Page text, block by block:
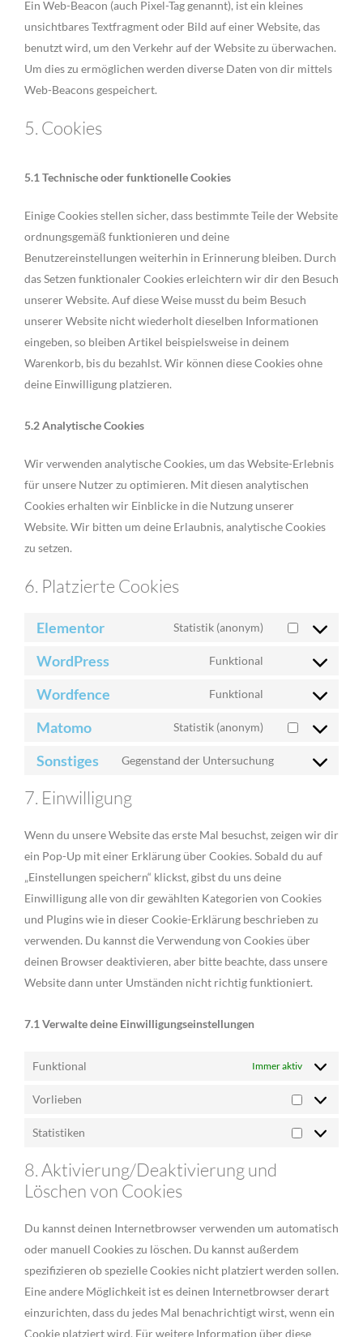
Ein Web-Beacon (auch Pixel-Tag genannt), ist ein kleines
unsichtbares Textfragment oder Bild auf einer Website, das
benutzt wird, um den Verkehr auf der Website zu überwachen.
Um dies zu ermöglichen werden diverse Daten von dir mittels
Web-Beacons gespeichert.
5. Cookies
5.1 Technische oder funktionelle Cookies
Einige Cookies stellen sicher, dass bestimmte Teile der Website
ordnungsgemäß funktionieren und deine
Benutzereinstellungen weiterhin in Erinnerung bleiben. Durch
das Setzen funktionaler Cookies erleichtern wir dir den Besuch
unserer Website. Auf diese Weise musst du beim Besuch
unserer Website nicht wiederholt dieselben Informationen
eingeben, so bleiben Artikel beispielsweise in deinem
Warenkorb, bis du bezahlst. Wir können diese Cookies ohne
deine Einwilligung platzieren.
5.2 Analytische Cookies
Wir verwenden analytische Cookies, um das Website-Erlebnis
für unsere Nutzer zu optimieren. Mit diesen analytischen
Cookies erhalten wir Einblicke in die Nutzung unserer
Website. Wir bitten um deine Erlaubnis, analytische Cookies
zu setzen.
6. Platzierte Cookies
Elementor Statistik (anonym)
WordPress Funktional
Wordfence Funktional
Matomo Statistik (anonym)
Sonstiges Gegenstand der Untersuchung
7. Einwilligung
Wenn du unsere Website das erste Mal besuchst, zeigen wir dir
ein Pop-Up mit einer Erklärung über Cookies. Sobald du auf
„Einstellungen speichern“ klickst, gibst du uns deine
Einwilligung alle von dir gewählten Kategorien von Cookies
und Plugins wie in dieser Cookie-Erklärung beschrieben zu
verwenden. Du kannst die Verwendung von Cookies über
deinen Browser deaktivieren, aber bitte beachte, dass unsere
Website dann unter Umständen nicht richtig funktioniert.
7.1 Verwalte deine Einwilligungseinstellungen
Funktional Immer aktiv
Vorlieben
Statistiken
8. Aktivierung/Deaktivierung und
Löschen von Cookies
Du kannst deinen Internetbrowser verwenden um automatisch
oder manuell Cookies zu löschen. Du kannst außerdem
spezifizieren ob spezielle Cookies nicht platziert werden sollen.
Eine andere Möglichkeit ist es deinen Internetbrowser derart
einzurichten, dass du jedes Mal benachrichtigt wirst, wenn ein
Cookie platziert wird. Für weitere Information über diese